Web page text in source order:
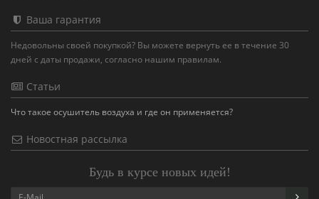
Ваша гарантия
Недовольны своей покупкой? Вы можете вернуть ее в течение 30
дней с даты продажи, согласно нашим правилам.
Статьи
Что такое осушитель воздуха и где он применяется?
Новостная рассылка
Будь в курсе новых идей!